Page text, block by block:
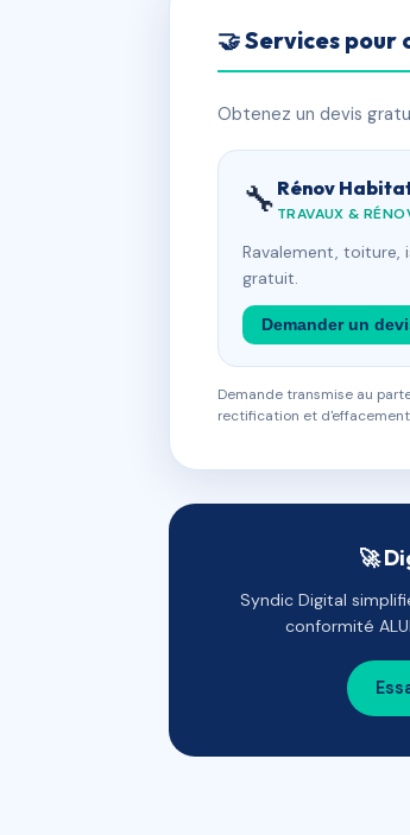
🤝 Services
Obtenez un devis
🔧 Rénov
TRAVAUX &
Ravalement, toiture,
gratuit.
Demander un
Demande transmise au
rectification et
🚀
Syndic Digital
conformité